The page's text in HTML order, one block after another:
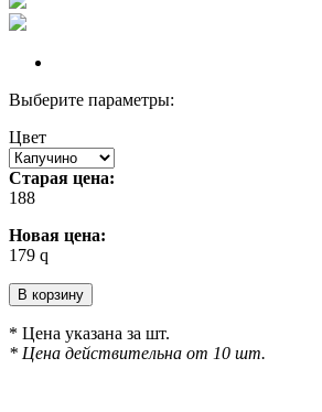
Выберите параметры:
Цвет
Старая цена:
188
Новая цена:
179 q
В корзину
* Цена указана за шт.
* Цена действительна от 10 шт.